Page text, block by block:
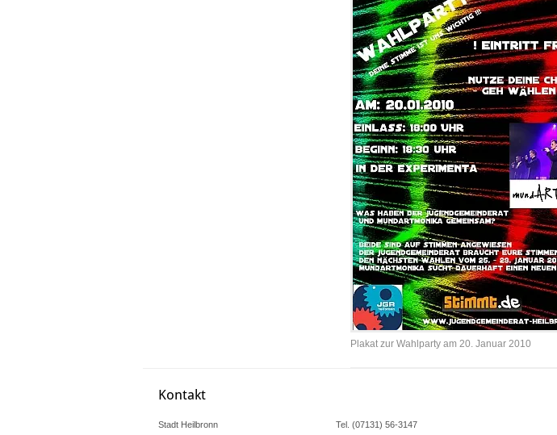
Plakat zur Wahlparty am 20. Januar 2010
Kontakt
Stadt Heilbronn
Tel. (07131) 56-3147